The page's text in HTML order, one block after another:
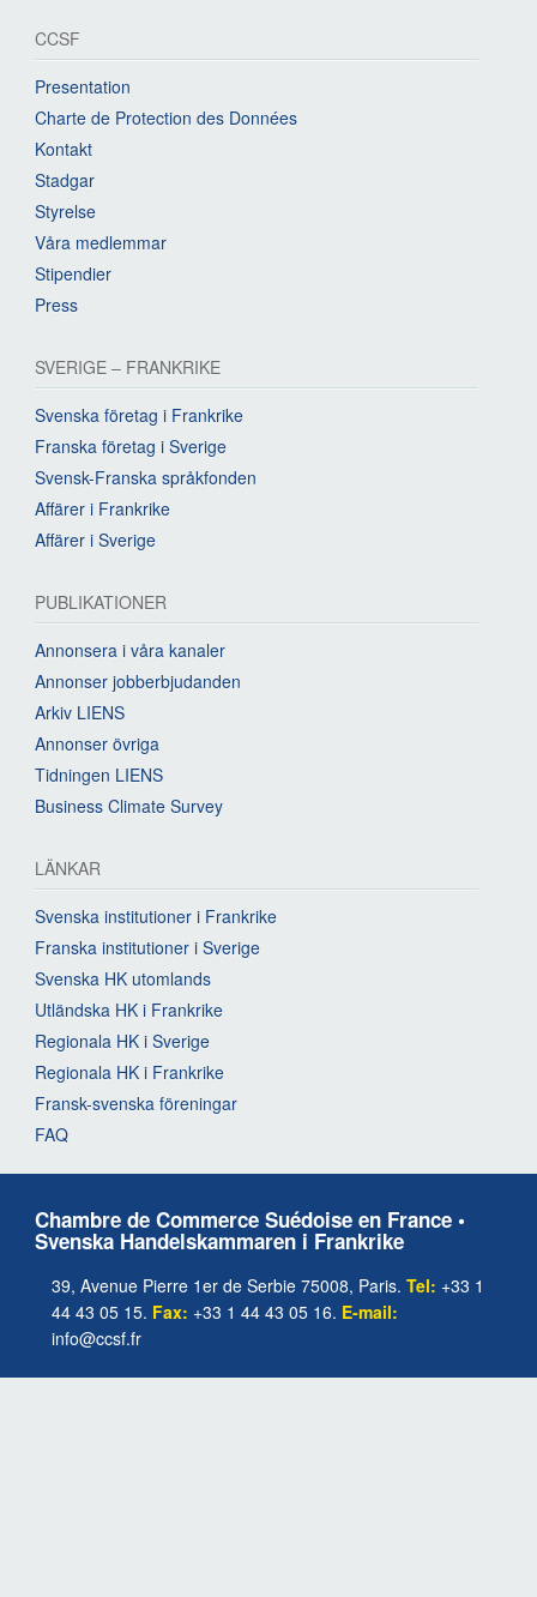
CCSF
Presentation
Charte de Protection des Données
Kontakt
Stadgar
Styrelse
Våra medlemmar
Stipendier
Press
SVERIGE – FRANKRIKE
Svenska företag i Frankrike
Franska företag i Sverige
Svensk-Franska språkfonden
Affärer i Frankrike
Affärer i Sverige
PUBLIKATIONER
Annonsera i våra kanaler
Annonser jobberbjudanden
Arkiv LIENS
Annonser övriga
Tidningen LIENS
Business Climate Survey
LÄNKAR
Svenska institutioner i Frankrike
Franska institutioner i Sverige
Svenska HK utomlands
Utländska HK i Frankrike
Regionala HK i Sverige
Regionala HK i Frankrike
Fransk-svenska föreningar
FAQ
Chambre de Commerce Suédoise en France •
Svenska Handelskammaren i Frankrike
39, Avenue Pierre 1er de Serbie 75008, Paris. Tel: +33 1
44 43 05 15. Fax: +33 1 44 43 05 16. E-mail:
info@ccsf.fr